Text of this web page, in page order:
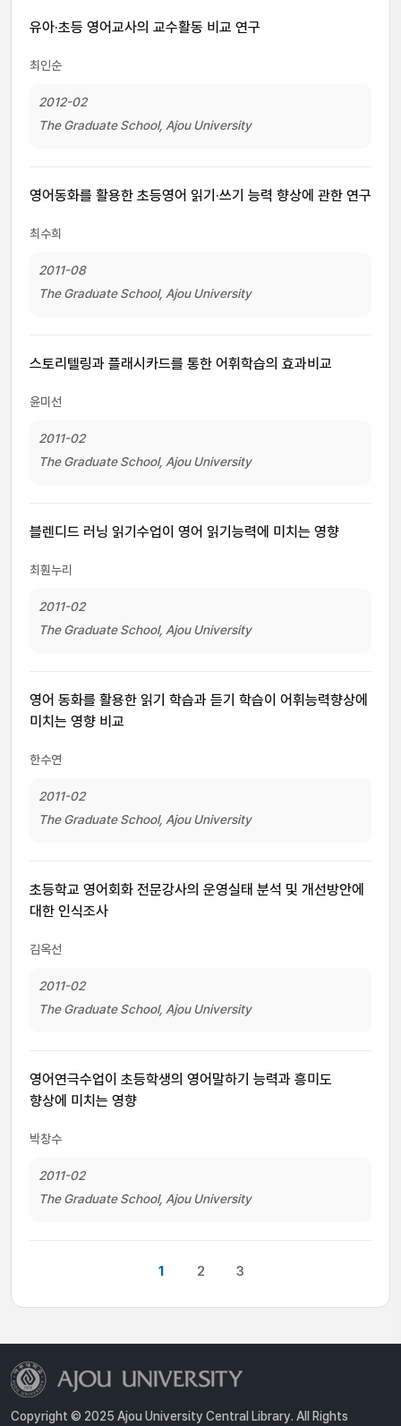
유아·초등 영어교사의 교수활동 비교 연구
최인순
2012-02
The Graduate School, Ajou University
영어동화를 활용한 초등영어 읽기·쓰기 능력 향상에 관한 연구
최수희
2011-08
The Graduate School, Ajou University
스토리텔링과 플래시카드를 통한 어휘학습의 효과비교
윤미선
2011-02
The Graduate School, Ajou University
블렌디드 러닝 읽기수업이 영어 읽기능력에 미치는 영향
최훤누리
2011-02
The Graduate School, Ajou University
영어 동화를 활용한 읽기 학습과 듣기 학습이 어휘능력향상에
미치는 영향 비교
한수연
2011-02
The Graduate School, Ajou University
초등학교 영어회화 전문강사의 운영실태 분석 및 개선방안에
대한 인식조사
김옥선
2011-02
The Graduate School, Ajou University
영어연극수업이 초등학생의 영어말하기 능력과 흥미도
향상에 미치는 영향
박창수
2011-02
The Graduate School, Ajou University
1 2 3
Copyright © 2025 Ajou University Central Library. All Rights